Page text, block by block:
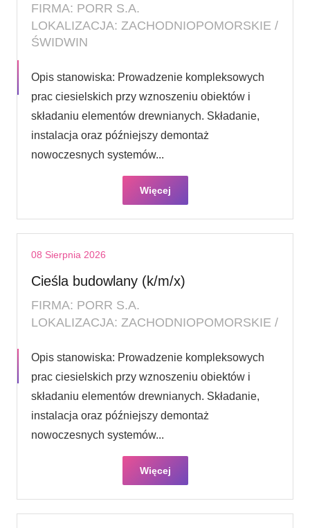
FIRMA: PORR S.A.
LOKALIZACJA: ZACHODNIOPOMORSKIE /
ŚWIDWIN
Opis stanowiska: Prowadzenie kompleksowych
prac ciesielskich przy wznoszeniu obiektów i
składaniu elementów drewnianych. Składanie,
instalacja oraz późniejszy demontaż
nowoczesnych systemów...
Więcej
08 Sierpnia 2026
Cieśla budowlany (k/m/x)
FIRMA: PORR S.A.
LOKALIZACJA: ZACHODNIOPOMORSKIE /
Opis stanowiska: Prowadzenie kompleksowych
prac ciesielskich przy wznoszeniu obiektów i
składaniu elementów drewnianych. Składanie,
instalacja oraz późniejszy demontaż
nowoczesnych systemów...
Więcej